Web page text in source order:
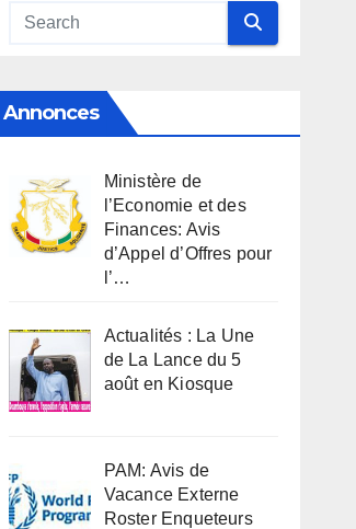
Annonces
Ministère de
l’Economie et des
Finances: Avis
d’Appel d’Offres pour
l’…
Actualités : La Une
de La Lance du 5
août en Kiosque
PAM: Avis de
Vacance Externe
Roster Enqueteurs